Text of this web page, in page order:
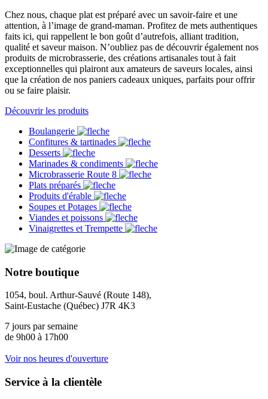
Chez nous, chaque plat est préparé avec un savoir-faire et une
attention, à l’image de grand-maman. Profitez de mets authentiques
faits ici, qui rappellent le bon goût d’autrefois, alliant tradition,
qualité et saveur maison. N’oubliez pas de découvrir également nos
produits de microbrasserie, des créations artisanales tout à fait
exceptionnelles qui plairont aux amateurs de saveurs locales, ainsi
que la création de nos paniers cadeaux uniques, parfaits pour offrir
ou se faire plaisir.
Découvrir les produits
Boulangerie
Confitures & tartinades
Desserts
Marinades & condiments
Microbrasserie Route 8
Plats préparés
Produits d'érable
Soupes et Potages
Viandes et poissons
Vinaigrettes et Trempette
Notre boutique
1054, boul. Arthur-Sauvé (Route 148),
Saint-Eustache (Québec) J7R 4K3
7 jours par semaine
de 9h00 à 17h00
Voir nos heures d'ouverture
Service à la clientèle